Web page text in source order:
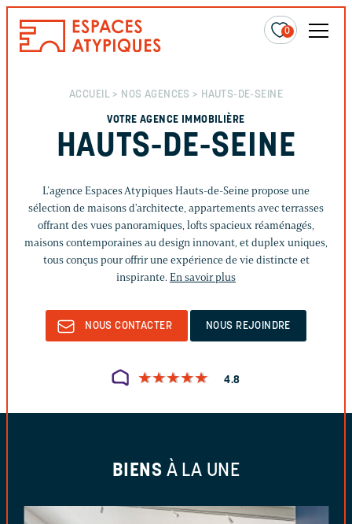
0
ACCUEIL > NOS AGENCES > HAUTS-DE-SEINE
VOTRE AGENCE IMMOBILIÈRE
HAUTS-DE-SEINE
L’agence Espaces Atypiques Hauts-de-Seine propose une
sélection de maisons d'architecte, appartements avec terrasses
offrant des vues panoramiques, lofts spacieux réaménagés,
maisons contemporaines au design innovant, et duplex uniques,
tous conçus pour offrir une expérience de vie distincte et
inspirante.En savoir plus
NOUS CONTACTER NOUS REJOINDRE
★★★★★
★★★★★ 4.8
BIENS À LA UNE